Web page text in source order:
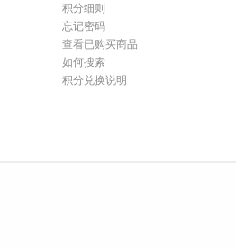
积分细则
忘记密码
查看已购买商品
如何搜索
积分兑换说明